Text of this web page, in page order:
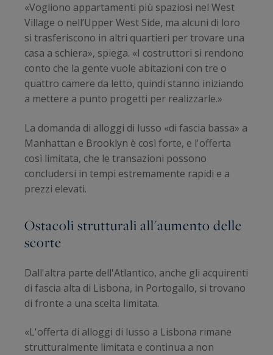
«Vogliono appartamenti più spaziosi nel West
Village o nell’Upper West Side, ma alcuni di loro
si trasferiscono in altri quartieri per trovare una
casa a schiera», spiega. «I costruttori si rendono
conto che la gente vuole abitazioni con tre o
quattro camere da letto, quindi stanno iniziando
a mettere a punto progetti per realizzarle.»
La domanda di alloggi di lusso «di fascia bassa» a
Manhattan e Brooklyn è così forte, e l'offerta
così limitata, che le transazioni possono
concludersi in tempi estremamente rapidi e a
prezzi elevati.
Ostacoli strutturali all'aumento delle
scorte
Dall'altra parte dell'Atlantico, anche gli acquirenti
di fascia alta di Lisbona, in Portogallo, si trovano
di fronte a una scelta limitata.
«L'offerta di alloggi di lusso a Lisbona rimane
strutturalmente limitata e continua a non